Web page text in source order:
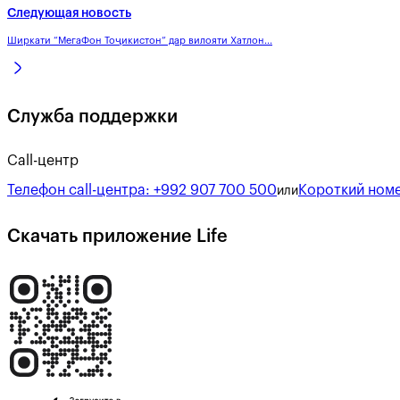
Следующая новость
Ширкати “МегаФон Тоҷикистон” дар вилояти Хатлон...
Служба поддержки
Call-центр
Телефон call-центра: +992 907 700 500или Короткий
Скачать приложение Life